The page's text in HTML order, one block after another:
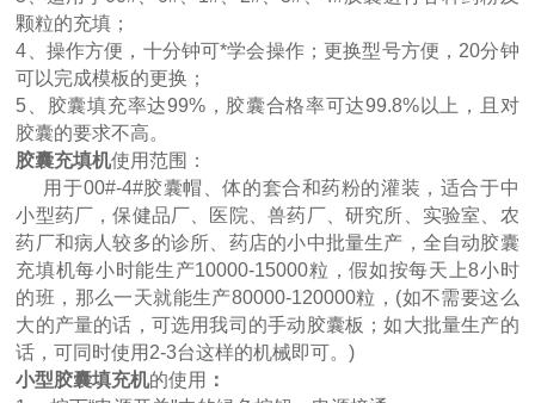
颗粒的充填；
4、操作方便，十分钟可*学会操作；更换型号方便，20分钟
可以完成模板的更换；
5、胶囊填充率达99%，胶囊合格率可达99.8%以上，且对
胶囊的要求不高。
胶囊充填机使用范围：
用于00#-4#胶囊帽、体的套合和药粉的灌装，适合于中
小型药厂，保健品厂、医院、兽药厂、研究所、实验室、农
药厂和病人较多的诊所、药店的小中批量生产，全自动胶囊
充填机每小时能生产10000-15000粒，假如按每天上8小时
的班，那么一天就能生产80000-120000粒，(如不需要这么
大的产量的话，可选用我司的手动胶囊板；如大批量生产的
话，可同时使用2-3台这样的机械即可。)
小型胶囊填充机的使用 ：